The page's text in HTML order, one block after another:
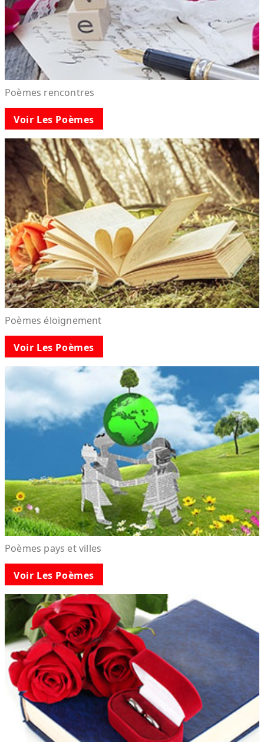
Poèmes rencontres
Voir Les Poèmes
Poèmes éloignement
Voir Les Poèmes
Poèmes pays et villes
Voir Les Poèmes